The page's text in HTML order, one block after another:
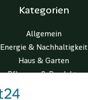
Kategorien
Allgemein
Energie & Nachhaltigkeit
Haus & Garten
Pflanzen & Produkte
Wohnen & Lifestyle